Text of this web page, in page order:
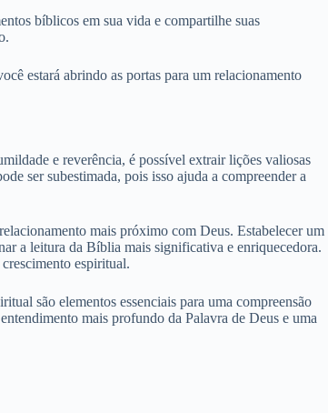
bíblicos em sua vida e compartilhe suas
estará abrindo as portas para um relacionamento
e reverência, é possível extrair lições valiosas
ser subestimada, pois isso ajuda a compreender a
mais próximo com Deus. Estabelecer um
a leitura da Bíblia mais significativa e enriquecedora.
espiritual.
são elementos essenciais para uma compreensão
mais profundo da Palavra de Deus e uma